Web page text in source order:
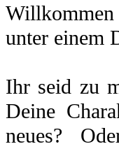
unter einem
Ihr seid zu
Deine
neues?